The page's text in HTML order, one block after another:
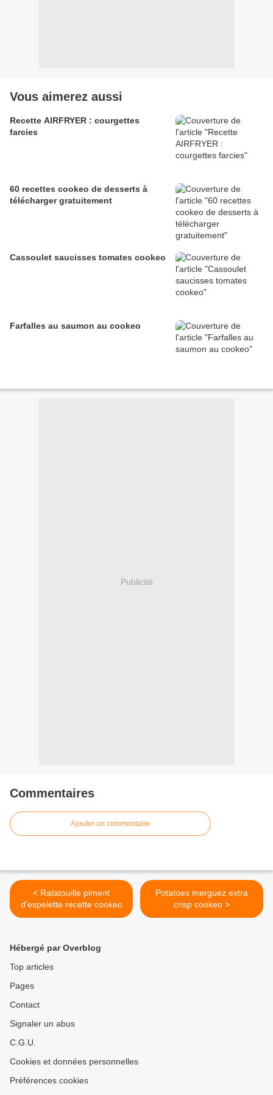
Vous aimerez aussi
Recette AIRFRYER : courgettes
farcies
60 recettes cookeo de desserts à
télécharger gratuitement
Cassoulet saucisses tomates cookeo
Farfalles au saumon au cookeo
Publicité
Commentaires
Ajouter un commentaire
< Ratatouille piment
d'espelette recette cookeo
Potatoes merguez extra
crisp cookeo >
Hébergé par Overblog
Top articles
Pages
Contact
Signaler un abus
C.G.U.
Cookies et données personnelles
Préférences cookies